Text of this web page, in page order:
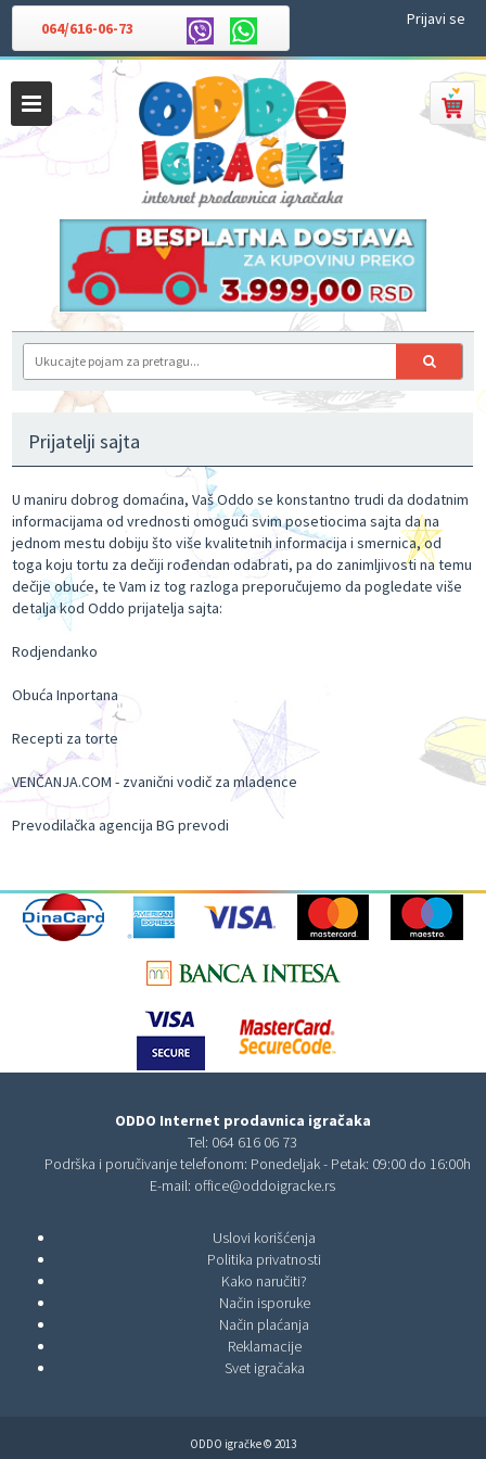
064/616-06-73 Prijavi se
Prijatelji sajta
U maniru dobrog domaćina, Vaš Oddo se konstantno trudi da dodatnim
informacijama od vrednosti omogući svim posetiocima sajta da na
jednom mestu dobiju što više kvalitetnih informacija i smernica, od
toga koju tortu za dečiji rođendan odabrati, pa do zanimljivosti na temu
dečije obuće, te Vam iz tog razloga preporučujemo da pogledate više
detalja kod Oddo prijatelja sajta:
Rodjendanko
Obuća Inportana
Recepti za torte
VENČANJA.COM - zvanični vodič za mladence
Prevodilačka agencija BG prevodi
ODDO Internet prodavnica igračaka
Tel: 064 616 06 73
Podrška i poručivanje telefonom: Ponedeljak - Petak: 09:00 do 16:00h
E-mail: office@oddoigracke.rs
Uslovi korišćenja
Politika privatnosti
Kako naručiti?
Način isporuke
Način plaćanja
Reklamacije
Svet igračaka
ODDO igračke © 2013